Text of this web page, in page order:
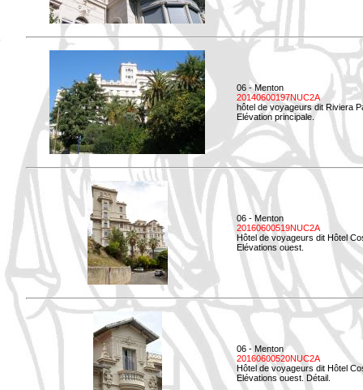
06 - Menton
20140600197NUC2A
hôtel de voyageurs dit Riviera
Elévation principale.
06 - Menton
20160600519NUC2A
Hôtel de voyageurs dit Hôtel
Elévations ouest.
06 - Menton
20160600520NUC2A
Hôtel de voyageurs dit Hôtel
Elévations ouest. Détail.